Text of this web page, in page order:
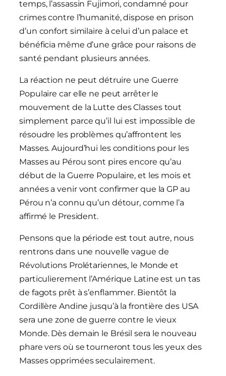
temps, l’assassin Fujimori, condamné pour
crimes contre l’humanité, dispose en prison
d’un confort similaire à celui d’un palace et
bénéficia même d’une grâce pour raisons de
santé pendant plusieurs années.
La réaction ne peut détruire une Guerre
Populaire car elle ne peut arrêter le
mouvement de la Lutte des Classes tout
simplement parce qu’il lui est impossible de
résoudre les problèmes qu’affrontent les
Masses. Aujourd’hui les conditions pour les
Masses au Pérou sont pires encore qu’au
début de la Guerre Populaire, et les mois et
années a venir vont confirmer que la GP au
Pérou n’a connu qu’un détour, comme l’a
affirmé le President.
Pensons que la période est tout autre, nous
rentrons dans une nouvelle vague de
Révolutions Prolétariennes, le Monde et
particulierement l’Amérique Latine est un tas
de fagots prêt à s’enflammer. Bientôt la
Cordillère Andine jusqu’à la frontière des USA
sera une zone de guerre contre le vieux
Monde. Dès demain le Brésil sera le nouveau
phare vers où se tourneront tous les yeux des
Masses opprimées seculairement.